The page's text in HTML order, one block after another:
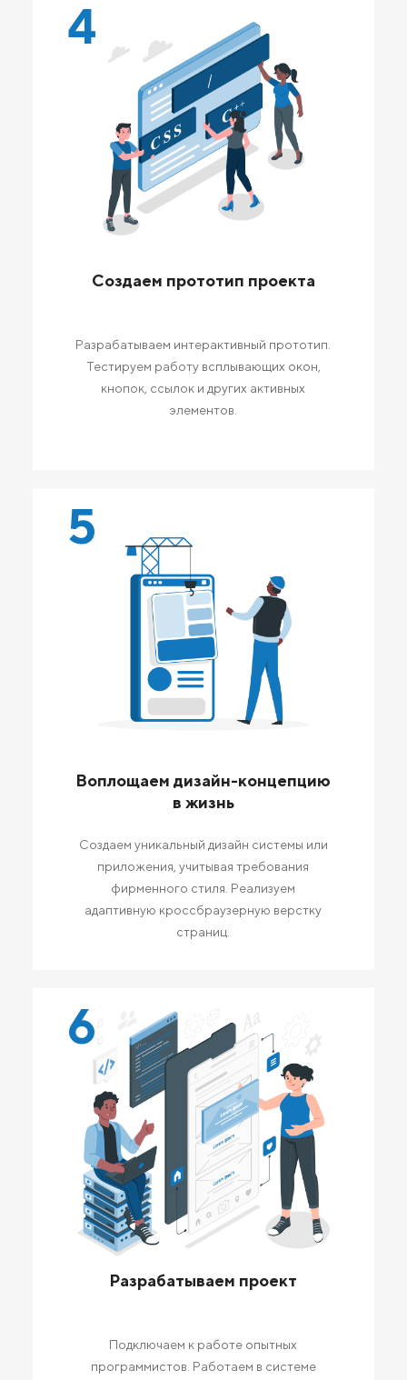
4
Создаем прототип проекта
Разрабатываем интерактивный прототип.
Тестируем работу всплывающих окон,
кнопок, ссылок и других активных
элементов.
5
Воплощаем дизайн-концепцию
в жизнь
Создаем уникальный дизайн системы или
приложения, учитывая требования
фирменного стиля. Реализуем
адаптивную кроссбраузерную верстку
страниц.
6
Разрабатываем проект
Подключаем к работе опытных
программистов. Работаем в системе